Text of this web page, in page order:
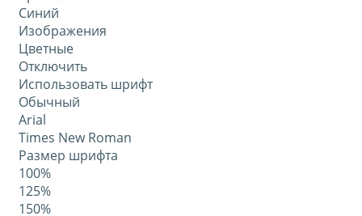
Синий
Изображения
Цветные
Отключить
Использовать шрифт
Обычный
Arial
Times New Roman
Размер шрифта
100%
125%
150%